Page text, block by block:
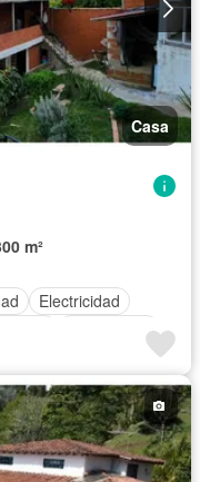
Casa
m²
Electricidad
Gas natural